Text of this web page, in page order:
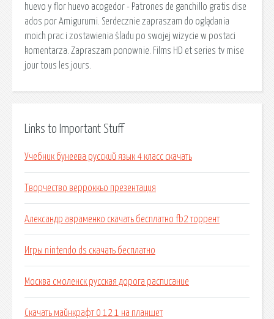
huevo y flor huevo acogedor - Patrones de ganchillo gratis dise
ados por Amigurumi. Serdecznie zapraszam do oglądania
moich prac i zostawienia śladu po swojej wizycie w postaci
komentarza. Zapraszam ponownie. Films HD et series tv mise
jour tous les jours.
Links to Important Stuff
Учебник бунеева русский язык 4 класс скачать
Творчество верроккьо презентация
Александр авраменко скачать бесплатно fb2 торрент
Игры nintendo ds скачать бесплатно
Москва смоленск русская дорога расписание
Скачать майнкрафт 0 12 1 на планшет